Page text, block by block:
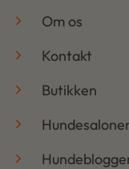
Om os
Kontakt
Butikken